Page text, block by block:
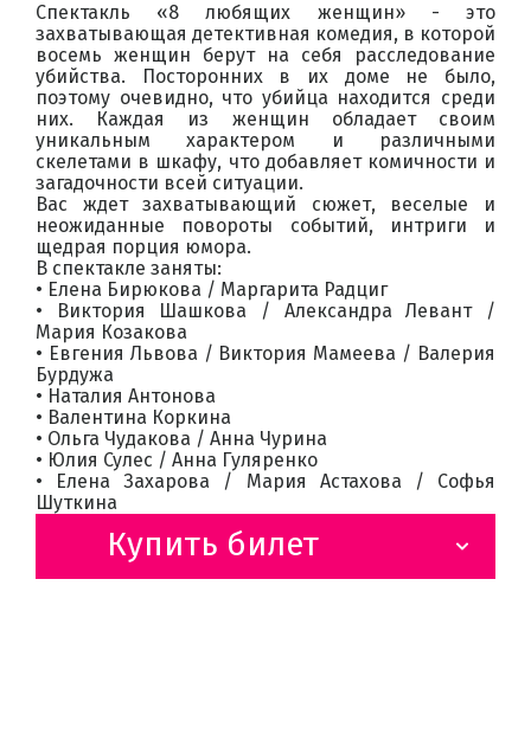
Спектакль «8 любящих женщин» - это
захватывающая детективная комедия, в которой
восемь женщин берут на себя расследование
убийства. Посторонних в их доме не было,
поэтому очевидно, что убийца находится среди
них. Каждая из женщин обладает своим
уникальным характером и различными
скелетами в шкафу, что добавляет комичности и
загадочности всей ситуации.
Вас ждет захватывающий сюжет, веселые и
неожиданные повороты событий, интриги и
щедрая порция юмора.
В спектакле заняты:
• Елена Бирюкова / Маргарита Радциг
• Виктория Шашкова / Александра Левант /
Мария Козакова
• Евгения Львова / Виктория Мамеева / Валерия
Бурдужа
• Наталия Антонова
• Валентина Коркина
• Ольга Чудакова / Анна Чурина
• Юлия Сулес / Анна Гуляренко
• Елена Захарова / Мария Астахова / Софья
Шуткина
Купить билет